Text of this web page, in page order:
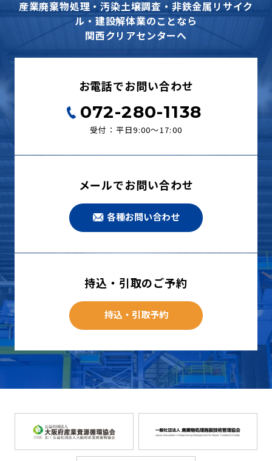
産業廃棄物処理・汚染土壌調査・非鉄金属リサイク
ル・建設解体業のことなら
関西クリアセンターへ
お電話でお問い合わせ
072-280-1138
受付：平日9:00〜17:00
メールでお問い合わせ
各種お問い合わせ
持込・引取のご予約
持込・引取予約